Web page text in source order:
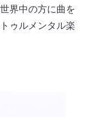
界中の方に曲を
ゥルメンタル楽